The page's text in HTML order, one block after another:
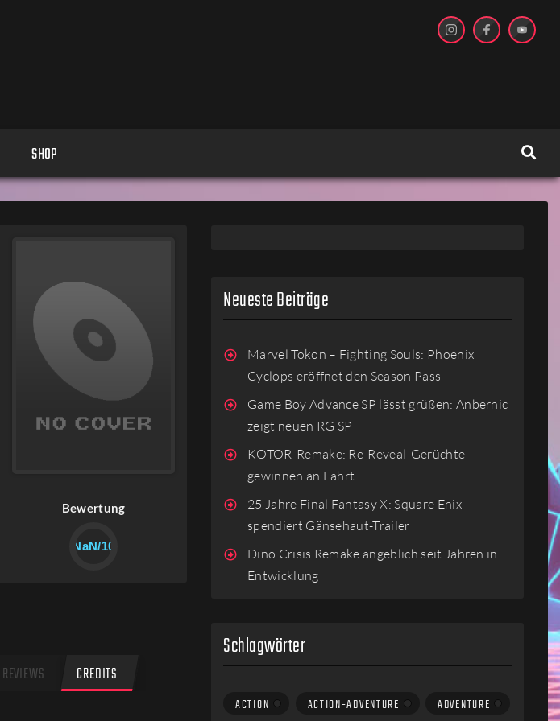
SHOP
Bewertung
NaN/10
REVIEWS CREDITS
Neueste Beiträge
Marvel Tokon – Fighting Souls: Phoenix
Cyclops eröffnet den Season Pass
Game Boy Advance SP lässt grüßen: Anbernic
zeigt neuen RG SP
KOTOR-Remake: Re-Reveal-Gerüchte
gewinnen an Fahrt
25 Jahre Final Fantasy X: Square Enix
spendiert Gänsehaut-Trailer
Dino Crisis Remake angeblich seit Jahren in
Entwicklung
Schlagwörter
ACTION ACTION-ADVENTURE ADVENTURE